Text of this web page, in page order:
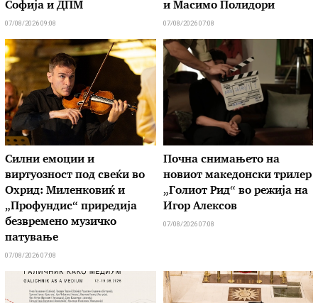
Софија и ДПМ
07/08/2026 09:08
и Масимо Полидори
07/08/2026 07:08
Силни емоции и
виртуозност под свеќи во
Охрид: Миленковиќ и
„Профундис“ приредија
безвремено музичко
патување
07/08/2026 07:08
Почна снимањето на
новиот македонски трилер
„Голиот Рид“ во режија на
Игор Алексов
07/08/2026 07:08